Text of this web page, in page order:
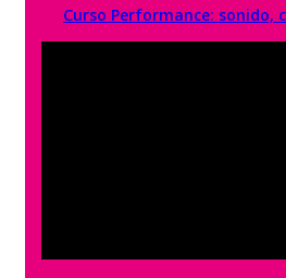
Curso Performance: sonido,